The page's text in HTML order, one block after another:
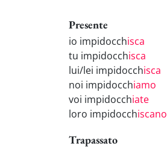
Presente
io impidocchisca
tu impidocchisca
lui/lei impidocchisca
noi impidocchiamo
voi impidocchiate
loro impidocchiscano
Trapassato